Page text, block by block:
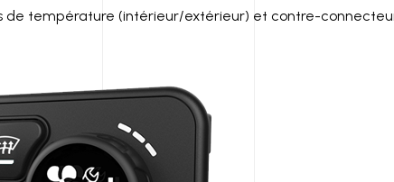
de température (intérieur/extérieur) et contre-